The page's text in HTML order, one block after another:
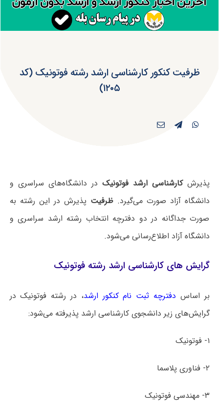
ظرفیت کنکور کارشناسی ارشد رشته فوتونیک (کد
۱۲۰۵)
پذیرشکارشناسی ارشد فوتونیک در دانشگاه‌های سراسری و
دانشگاه آزاد صورت می‌گیرد.ظرفیت پذیرش در این رشته به
صورت جداگانه در دو دفترچه انتخاب رشته ارشد سراسری و
دانشگاه آزاد اطلاع‌رسانی می‌شود.
گرایش های کارشناسی ارشد رشته فوتونیک
بر اساس دفترچه ثبت نام کنکور ارشد، در رشته فوتونیک در
گرایش‌های زیر دانشجوی کارشناسی ارشد پذیرفته می‌شود:
۱- فوتونیک
۲- فناوری پلاسما
۳- مهندسی فوتونیک